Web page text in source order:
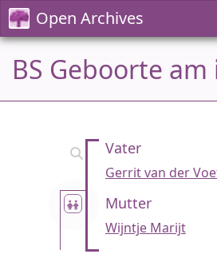
Open Archives
BS Geboorte
Vater
Gerrit van der
Mutter
Wijntje Marijt